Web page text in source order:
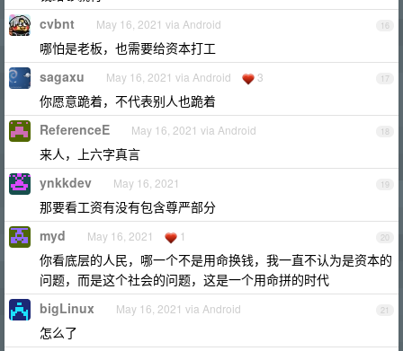
16
cvbnt May 16, 2021 via Android
哪怕是老板，也需要给资本打工
17
sagaxu May 16, 2021 via Android 3
你愿意跪着，不代表别人也跪着
18
ReferenceE May 16, 2021 via Android
来人，上六字真言
19
ynkkdev May 16, 2021
那要看工资有没有包含尊严部分
20
myd May 16, 2021 1
你看底层的人民，哪一个不是用命换钱，我一直不认为是资本的
问题，而是这个社会的问题，这是一个用命拼的时代
21
bigLinux May 16, 2021 via Android
怎么了